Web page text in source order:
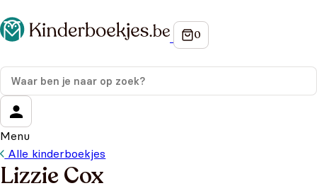
Menu
Alle kinderboekjes
Lizzie Cox